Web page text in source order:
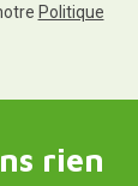
Politique
rien